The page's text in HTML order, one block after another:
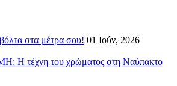
στα μέτρα σου! 01 Ιούν, 2026
τέχνη του χρώματος στη Ναύπακτο